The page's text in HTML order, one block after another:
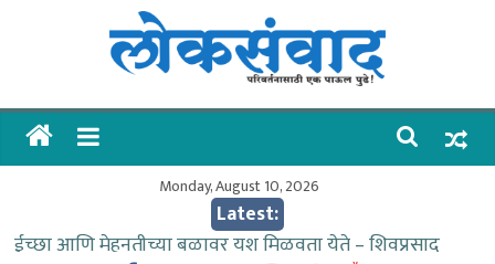
लोकसंवाद
ताज्या
Monday, August 10, 2026
Latest:
ईच्छा आणि मेहनतीच्या बळावर यश मिळवता येते – शिवप्रसाद